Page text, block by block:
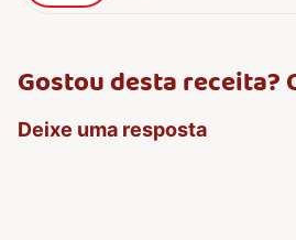
Gostou desta receita?
Deixe uma resposta